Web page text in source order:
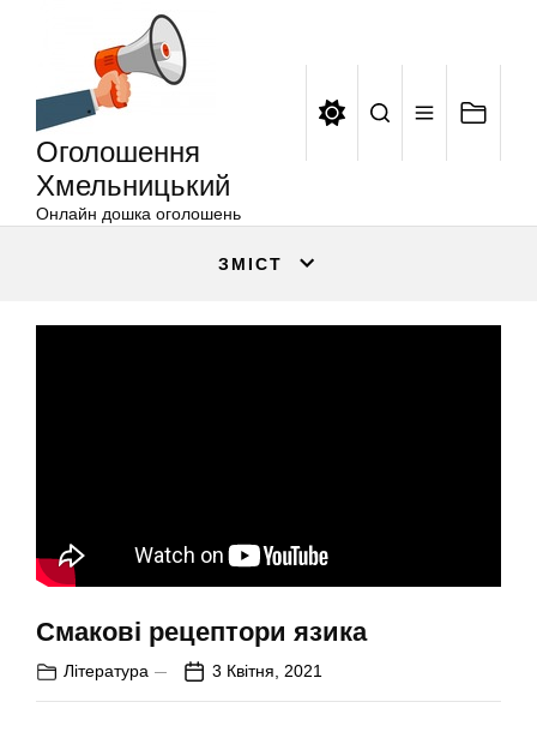
Оголошення
Хмельницький
Онлайн дошка оголошень
ЗМІСТ
Смакові рецептори язика
Література 3 Квітня, 2021